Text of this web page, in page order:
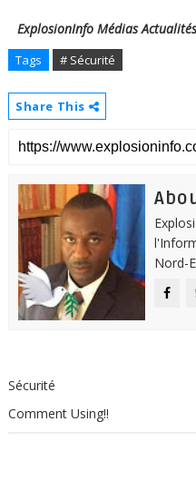
ExplosionInfo Médias Actualités
Tags # Sécurité
Share This
Nord-
Sécurité
Comment Using!!